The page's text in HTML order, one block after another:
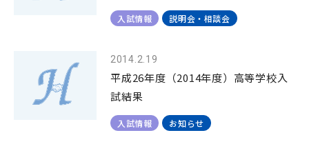
入試情報 説明会・相談会
2014.2.19
平成26年度（2014年度）高等学校入
試結果
入試情報 お知らせ